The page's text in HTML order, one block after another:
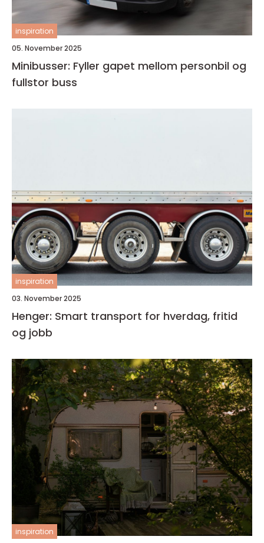
inspiration
05. November 2025
Minibusser: Fyller gapet mellom personbil og
fullstor buss
inspiration
03. November 2025
Henger: Smart transport for hverdag, fritid
og jobb
inspiration